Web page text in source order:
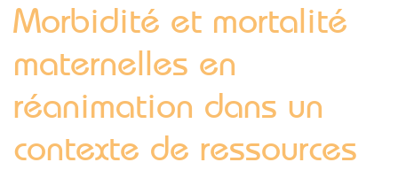
Morbidité et mortalité
maternelles en
réanimation dans un
contexte de ressources